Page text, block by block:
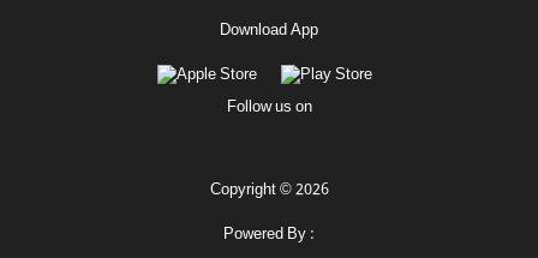
Download App
Follow us on
Copyright © 2026
Powered By :